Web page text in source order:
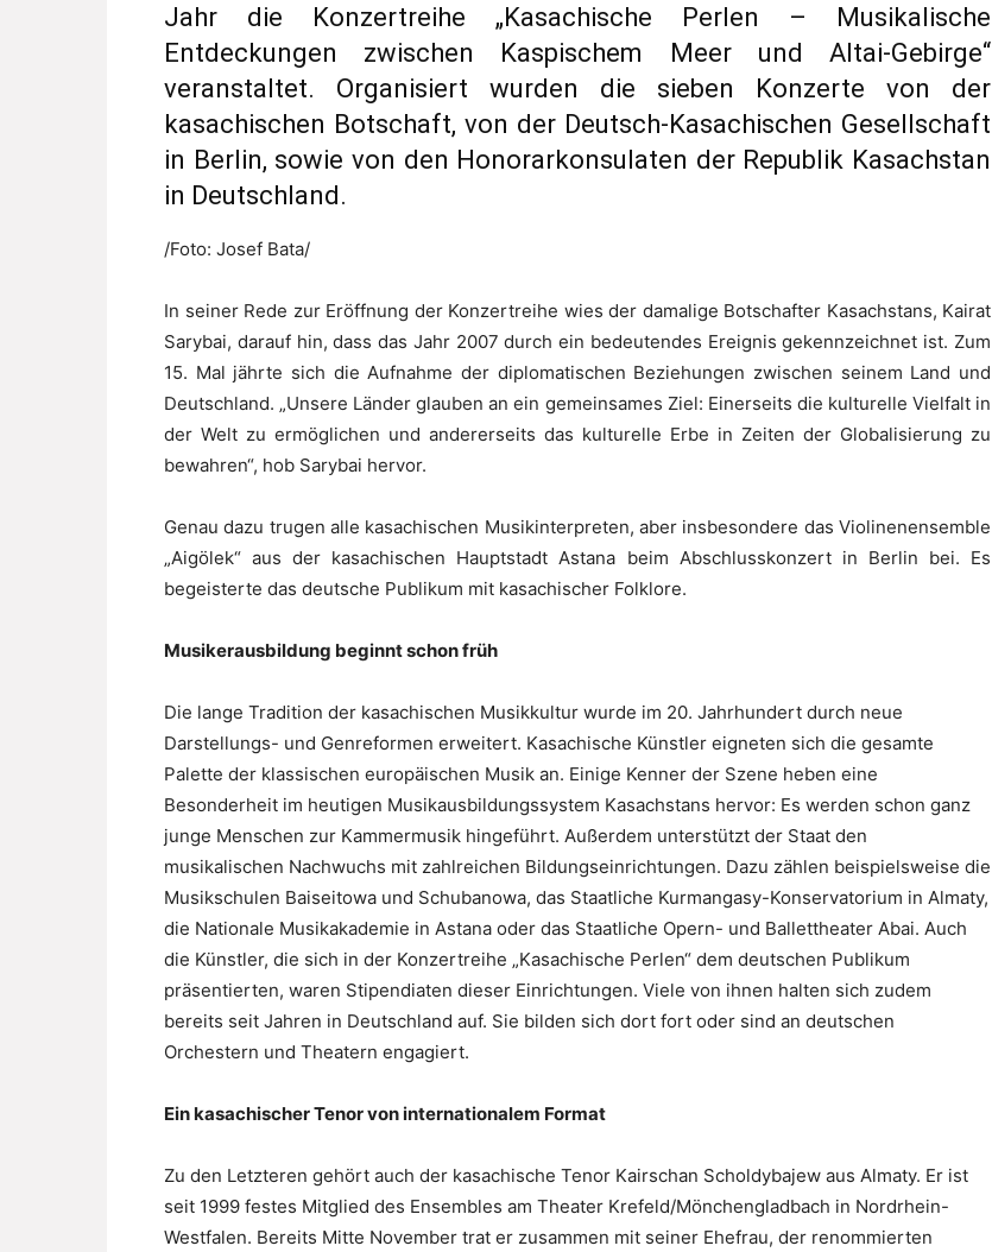
Jahr die Konzertreihe „Kasachische Perlen – Musikalische
Entdeckungen zwischen Kaspischem Meer und Altai-Gebirge“
veranstaltet. Organisiert wurden die sieben Konzerte von der
kasachischen Botschaft, von der Deutsch-Kasachischen Gesellschaft
in Berlin, sowie von den Honorarkonsulaten der Republik Kasachstan
in Deutschland.
/Foto: Josef Bata/
In seiner Rede zur Eröffnung der Konzertreihe wies der damalige Botschafter Kasachstans, Kairat
Sarybai, darauf hin, dass das Jahr 2007 durch ein bedeutendes Ereignis gekennzeichnet ist. Zum
15. Mal jährte sich die Aufnahme der diplomatischen Beziehungen zwischen seinem Land und
Deutschland. „Unsere Länder glauben an ein gemeinsames Ziel: Einerseits die kulturelle Vielfalt in
der Welt zu ermöglichen und andererseits das kulturelle Erbe in Zeiten der Globalisierung zu
bewahren“, hob Sarybai hervor.
Genau dazu trugen alle kasachischen Musikinterpreten, aber insbesondere das Violinenensemble
„Aigölek“ aus der kasachischen Hauptstadt Astana beim Abschlusskonzert in Berlin bei. Es
begeisterte das deutsche Publikum mit kasachischer Folklore.
Musikerausbildung beginnt schon früh
Die lange Tradition der kasachischen Musikkultur wurde im 20. Jahrhundert durch neue
Darstellungs- und Genreformen erweitert. Kasachische Künstler eigneten sich die gesamte
Palette der klassischen europäischen Musik an. Einige Kenner der Szene heben eine
Besonderheit im heutigen Musikausbildungssystem Kasachstans hervor: Es werden schon ganz
junge Menschen zur Kammermusik hingeführt. Außerdem unterstützt der Staat den
musikalischen Nachwuchs mit zahlreichen Bildungseinrichtungen. Dazu zählen beispielsweise die
Musikschulen Baiseitowa und Schubanowa, das Staatliche Kurmangasy-Konservatorium in Almaty,
die Nationale Musikakademie in Astana oder das Staatliche Opern- und Ballettheater Abai. Auch
die Künstler, die sich in der Konzertreihe „Kasachische Perlen“ dem deutschen Publikum
präsentierten, waren Stipendiaten dieser Einrichtungen. Viele von ihnen halten sich zudem
bereits seit Jahren in Deutschland auf. Sie bilden sich dort fort oder sind an deutschen
Orchestern und Theatern engagiert.
Ein kasachischer Tenor von internationalem Format
Zu den Letzteren gehört auch der kasachische Tenor Kairschan Scholdybajew aus Almaty. Er ist
seit 1999 festes Mitglied des Ensembles am Theater Krefeld/Mönchengladbach in Nordrhein-
Westfalen. Bereits Mitte November trat er zusammen mit seiner Ehefrau, der renommierten